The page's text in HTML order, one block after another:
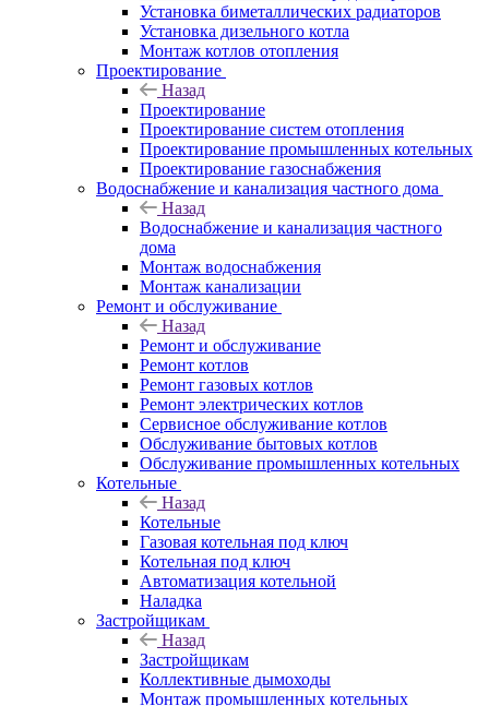
Установка биметаллических радиаторов
Установка дизельного котла
Монтаж котлов отопления
Проектирование
Назад
Проектирование
Проектирование систем отопления
Проектирование промышленных котельных
Проектирование газоснабжения
Водоснабжение и канализация частного дома
Назад
Водоснабжение и канализация частного
дома
Монтаж водоснабжения
Монтаж канализации
Ремонт и обслуживание
Назад
Ремонт и обслуживание
Ремонт котлов
Ремонт газовых котлов
Ремонт электрических котлов
Сервисное обслуживание котлов
Обслуживание бытовых котлов
Обслуживание промышленных котельных
Котельные
Назад
Котельные
Газовая котельная под ключ
Котельная под ключ
Автоматизация котельной
Наладка
Застройщикам
Назад
Застройщикам
Коллективные дымоходы
Монтаж промышленных котельных